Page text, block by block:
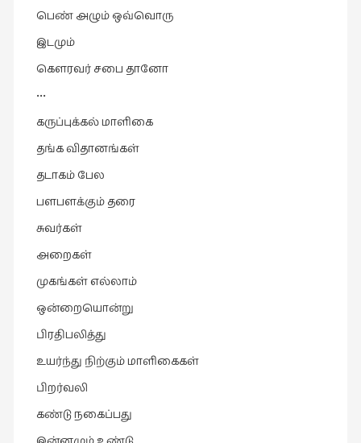
பெண் அழும் ஒவ்வொரு
இடமும்
கௌரவர் சபை தானோ
•••
கருப்புக்கல் மாளிகை
தங்க விதானங்கள்
தடாகம் பேல
பளபளக்கும் தரை
சுவர்கள்
அறைகள்
முகங்கள் எல்லாம்
ஒன்றையொன்று
பிரதிபலித்து
உயர்ந்து நிற்கும் மாளிகைகள்
பிறர்வலி
கண்டு நகைப்பது